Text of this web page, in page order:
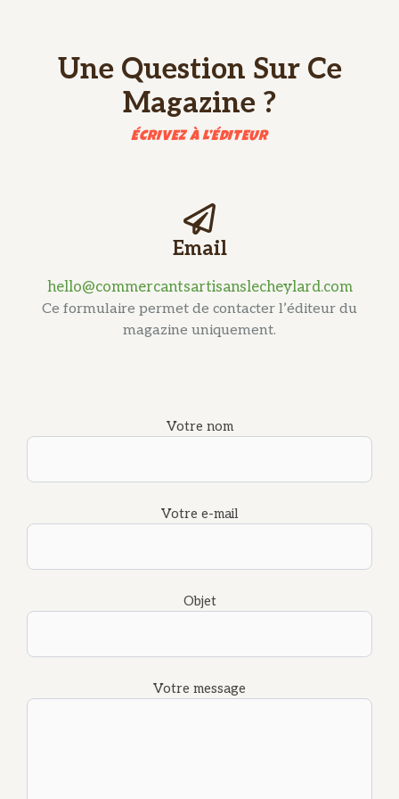
Une Question Sur Ce
Magazine ?
ÉCRIVEZ À L’ÉDITEUR
Email
hello@commercantsartisanslecheylard.com
Ce formulaire permet de contacter l’éditeur du
magazine uniquement.
Votre nom
Votre e-mail
Objet
Votre message